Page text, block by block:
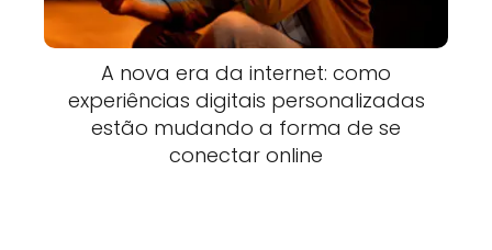
A nova era da internet: como
experiências digitais personalizadas
estão mudando a forma de se
conectar online